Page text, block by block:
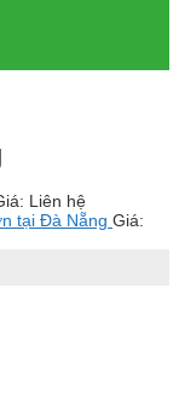
Liên hệ
tại Đà Nẵng Giá: